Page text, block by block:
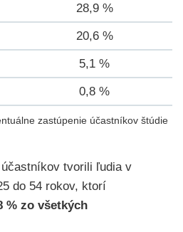
28,9 %
20,6 %
5,1 %
0,8 %
zastúpenie účastníkov štúdie
tvorili ľudia v
do 54 rokov, ktorí
% zo všetkých